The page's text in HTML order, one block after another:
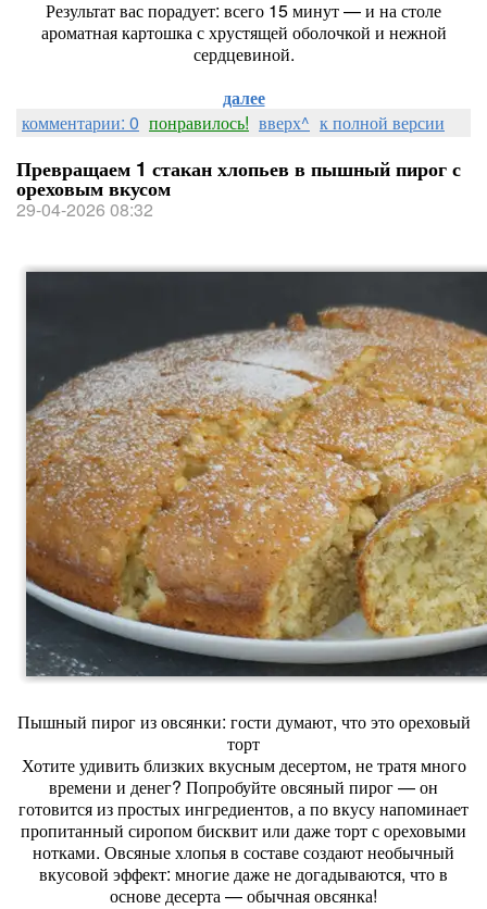
Результат вас порадует: всего 15 минут — и на столе
ароматная картошка с хрустящей оболочкой и нежной
сердцевиной.
далее
комментарии: 0 понравилось! вверх^ к полной версии
Превращаем 1 стакан хлопьев в пышный пирог с
ореховым вкусом
29-04-2026 08:32
Пышный пирог из овсянки: гости думают, что это ореховый
торт
Хотите удивить близких вкусным десертом, не тратя много
времени и денег? Попробуйте овсяный пирог — он
готовится из простых ингредиентов, а по вкусу напоминает
пропитанный сиропом бисквит или даже торт с ореховыми
нотками. Овсяные хлопья в составе создают необычный
вкусовой эффект: многие даже не догадываются, что в
основе десерта — обычная овсянка!